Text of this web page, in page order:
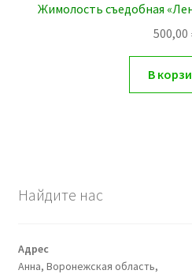
Жимолость съедобная
500,00
В
Найдите нас
Адрес
Анна, Воронежская область,